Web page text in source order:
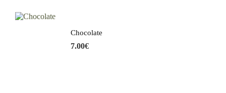
Chocolate
7.00€